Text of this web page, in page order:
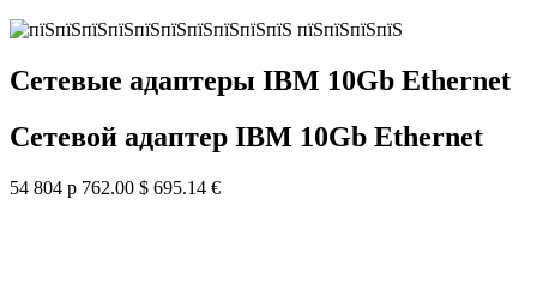
Сетевые адаптеры IBM 10Gb Ethernet
Сетевой адаптер IBM 10Gb Ethernet
54 804 р 762.00 $ 695.14 €